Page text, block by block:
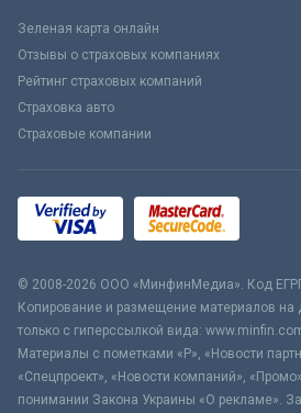
Зеленая карта онлайн
Отзывы о страховых компаниях
Рейтинг страховых компаний
Страховка авто
Страховые компании
© 2008-2026 ООО «МинфинМедиа». Код
Копирование и размещение материалов на
только с гиперссылкой вида:
Материалы с пометками «Р», «Новости
«Спецпроект», «Новости компаний»,
понимании Закона Украины «О рекламе».